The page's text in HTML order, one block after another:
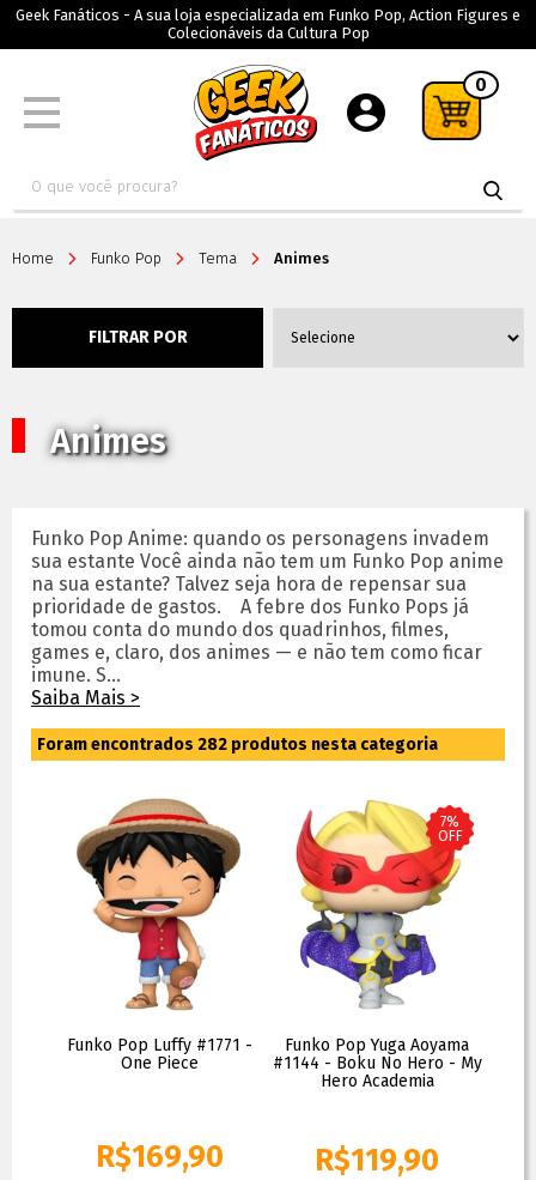
Geek Fanáticos - A sua loja especializada em Funko Pop, Action Figures e
Colecionáveis da Cultura Pop
0
Home Funko Pop Tema Animes
FILTRAR POR
Animes
Funko Pop Anime: quando os personagens invadem
sua estante Você ainda não tem um Funko Pop anime
na sua estante? Talvez seja hora de repensar sua
prioridade de gastos. A febre dos Funko Pops já
tomou conta do mundo dos quadrinhos, filmes,
games e, claro, dos animes — e não tem como ficar
imune. S...
Saiba Mais >
Foram encontrados282 produtos nesta categoria
Funko Pop Luffy #1771 -
One Piece
R$169,90
7%
OFF
Funko Pop Yuga Aoyama
#1144 - Boku No Hero - My
Hero Academia
R$119,90